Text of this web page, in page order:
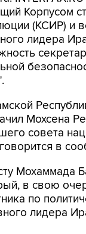
Корпусом
(КСИР) и
лидера
Мохсена
совета
в
Мохаммада
в свою
по
лидера